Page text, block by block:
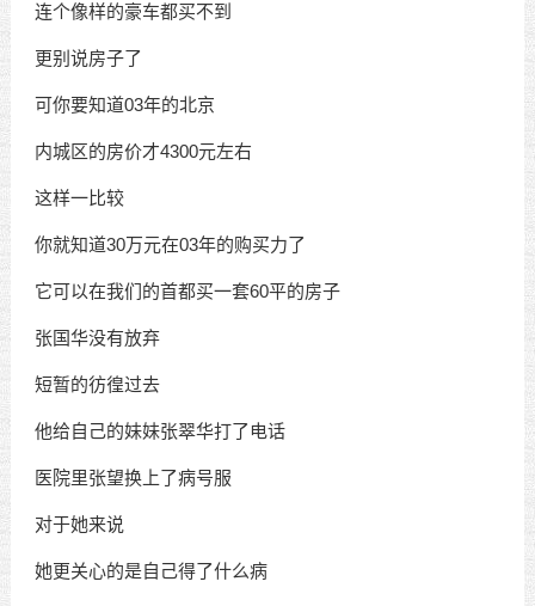
连个像样的豪车都买不到
更别说房子了
可你要知道03年的北京
内城区的房价才4300元左右
这样一比较
你就知道30万元在03年的购买力了
它可以在我们的首都买一套60平的房子
张国华没有放弃
短暂的彷徨过去
他给自己的妹妹张翠华打了电话
医院里张望换上了病号服
对于她来说
她更关心的是自己得了什么病